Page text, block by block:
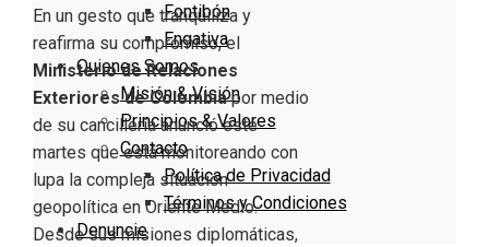
Fontibón
Engativa
Quienes Somos
Misión & Visión
Principios & Valores
Contacto
Política de Privacidad
Términos y Condiciones
Denuncie
En un gesto que tranquiliza y
reafirma su compromiso, el
Ministerio de Relaciones
Exteriores de Colombiapor medio
de su cancillería anunció este
martes que está monitoreando con
lupa la compleja situación
geopolítica en Oriente Medio.
Desde sus misiones diplomáticas,